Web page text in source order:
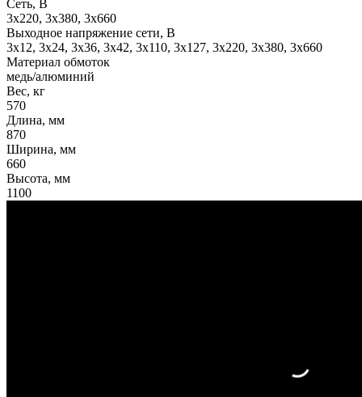
Сеть, В
3x220, 3х380, 3x660
Выходное напряжение сети, В
3x12, 3x24, 3x36, 3x42, 3x110, 3x127, 3x220, 3x380, 3x660
Материал обмоток
медь/алюминий
Вес, кг
570
Длина, мм
870
Ширина, мм
660
Высота, мм
1100